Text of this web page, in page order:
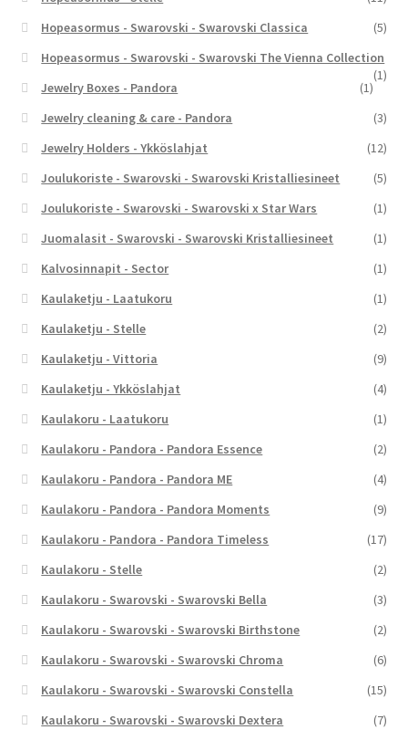
Hopeasormus - Swarovski - Swarovski Classica
(5)
Hopeasormus - Swarovski - Swarovski The Vienna Collection
(1)
Jewelry Boxes - Pandora
(1)
Jewelry cleaning & care - Pandora
(3)
Jewelry Holders - Ykköslahjat
(12)
Joulukoriste - Swarovski - Swarovski Kristalliesineet
(5)
Joulukoriste - Swarovski - Swarovski x Star Wars
(1)
Juomalasit - Swarovski - Swarovski Kristalliesineet
(1)
Kalvosinnapit - Sector
(1)
Kaulaketju - Laatukoru
(1)
Kaulaketju - Stelle
(2)
Kaulaketju - Vittoria
(9)
Kaulaketju - Ykköslahjat
(4)
Kaulakoru - Laatukoru
(1)
Kaulakoru - Pandora - Pandora Essence
(2)
Kaulakoru - Pandora - Pandora ME
(4)
Kaulakoru - Pandora - Pandora Moments
(9)
Kaulakoru - Pandora - Pandora Timeless
(17)
Kaulakoru - Stelle
(2)
Kaulakoru - Swarovski - Swarovski Bella
(3)
Kaulakoru - Swarovski - Swarovski Birthstone
(2)
Kaulakoru - Swarovski - Swarovski Chroma
(6)
Kaulakoru - Swarovski - Swarovski Constella
(15)
Kaulakoru - Swarovski - Swarovski Dextera
(7)